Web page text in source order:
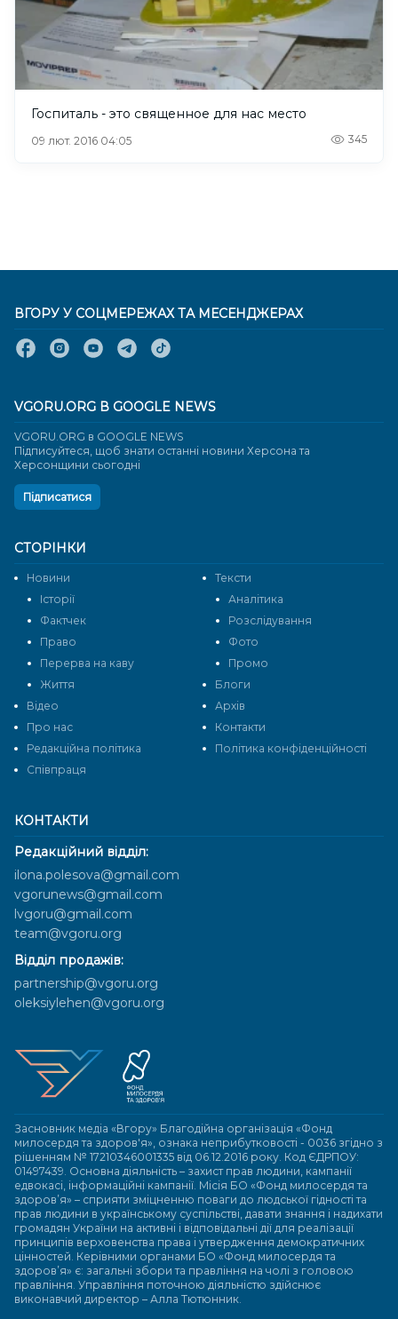
Госпиталь - это священное для нас место
09 лют. 2016 04:05 345
КОНТАКТИ
Редакційний відділ:
ilona.polesova@gmail.com
vgorunews@gmail.com
lvgoru@gmail.com
team@vgoru.org
Відділ продажів:
partnership@vgoru.org
oleksiylehen@vgoru.org
Засновник медіа «Вгору» Благодійна організація «Фонд
милосердя та здоров'я», ознака неприбутковості - 0036 згідно з
рішенням № 17210346001335 від 06.12.2016 року. Код ЄДРПОУ:
01497439. Основна діяльність – захист прав людини, кампанії
едвокасі, інформаційні кампанії. Місія БО «Фонд милосердя та
здоров’я» – сприяти зміцненню поваги до людської гідності та
прав людини в українському суспільстві, давати знання і надихати
громадян України на активні і відповідальні дії для реалізації
принципів верховенства права і утвердження демократичних
цінностей. Керівними органами БО «Фонд милосердя та
здоров’я» є: загальні збори та правління на чолі з головою
правління. Управління поточною діяльністю здійснює
виконавчий директор – Алла Тютюнник.
СТОРІНКИ
Новини
Тексти
Історії
Аналітика
Фактчек
Розслідування
Право
Фото
Перерва на каву
Промо
Життя
Блоги
Відео
Архів
Про нас
Контакти
Редакційна політика
Політика конфіденційності
Cпівпраця
ВГОРУ У СОЦМЕРЕЖАХ ТА МЕСЕНДЖЕРАХ
VGORU.ORG В GOOGLE NEWS
VGORU.ORG в GOOGLE NEWS
Підписуйтеся, щоб знати останні новини Херсона та
Херсонщини сьогодні
Підписатися